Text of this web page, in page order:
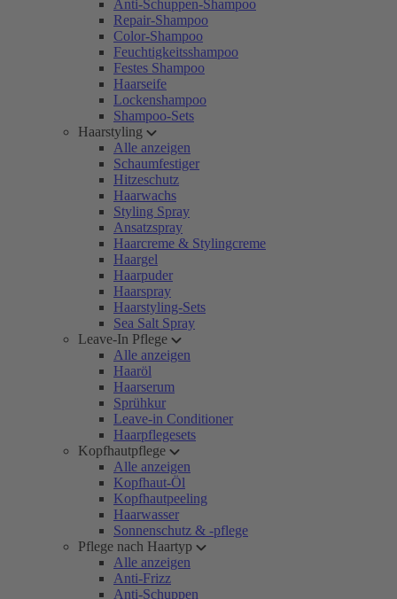
Anti-Schuppen-Shampoo
Repair-Shampoo
Color-Shampoo
Feuchtigkeitsshampoo
Festes Shampoo
Haarseife
Lockenshampoo
Shampoo-Sets
Haarstyling
Alle anzeigen
Schaumfestiger
Hitzeschutz
Haarwachs
Styling Spray
Ansatzspray
Haarcreme & Stylingcreme
Haargel
Haarpuder
Haarspray
Haarstyling-Sets
Sea Salt Spray
Leave-In Pflege
Alle anzeigen
Haaröl
Haarserum
Sprühkur
Leave-in Conditioner
Haarpflegesets
Kopfhautpflege
Alle anzeigen
Kopfhaut-Öl
Kopfhautpeeling
Haarwasser
Sonnenschutz & -pflege
Pflege nach Haartyp
Alle anzeigen
Anti-Frizz
Anti-Schuppen